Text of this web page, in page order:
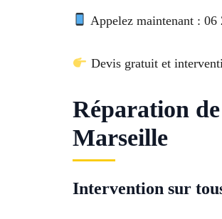
Appelez maintenant : 06
Devis gratuit et
Réparation
Marseille
Intervention sur